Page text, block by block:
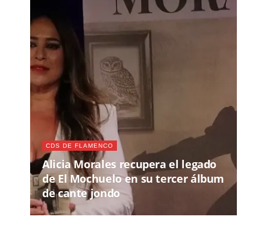
CDS DE FLAMENCO
Alicia Morales recupera el legado
de El Mochuelo en su tercer álbum
de cante jondo